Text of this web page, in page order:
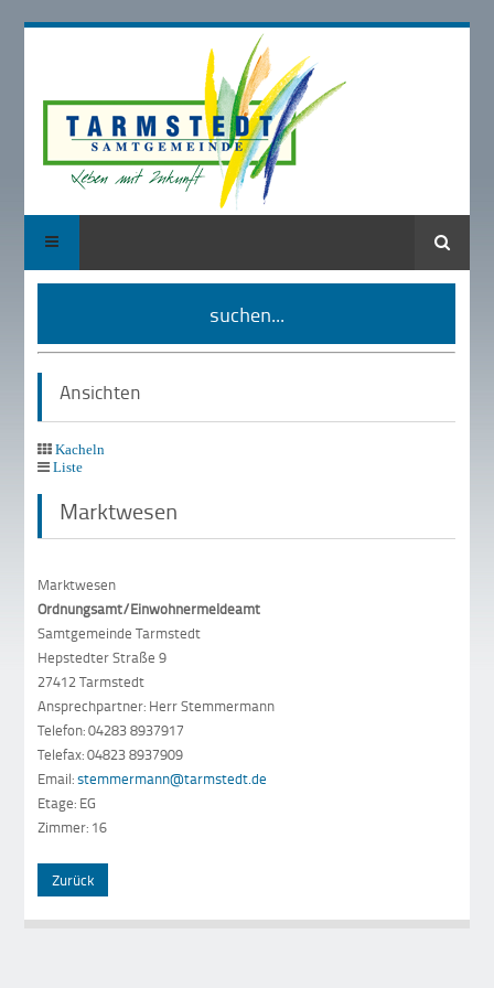
Suche
suchen...
Ansichten
Kacheln
Liste
Marktwesen
Marktwesen
Ordnungsamt/Einwohnermeldeamt
Samtgemeinde Tarmstedt
Hepstedter Straße 9
27412 Tarmstedt
Ansprechpartner: Herr Stemmermann
Telefon: 04283 8937917
Telefax: 04823 8937909
Email:stemmermann@tarmstedt.de
Etage: EG
Zimmer: 16
Zurück